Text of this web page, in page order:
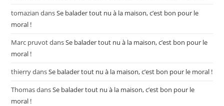
tomazian dansSe balader tout nu à la maison, c’est bon pour le
moral !
Marc pruvotdansSe balader tout nu à la maison, c’est bon pour le
moral !
thierrydansSe balader tout nu à la maison, c’est bon pour le moral !
ThomasdansSe balader tout nu à la maison, c’est bon pour le
moral !